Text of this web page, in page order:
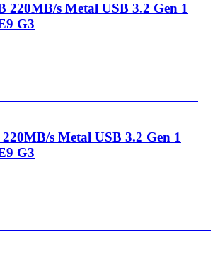
220MB/s Metal USB 3.2 Gen 1
G3
s Metal USB 3.2 Gen 1
G3